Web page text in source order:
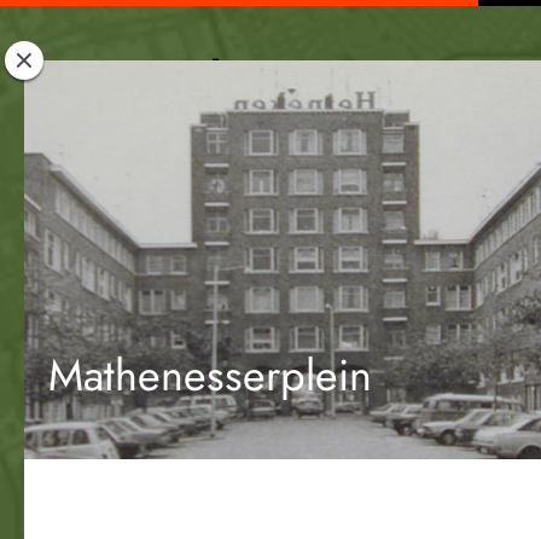
Rotterdam
Woont
Mathenesserplein